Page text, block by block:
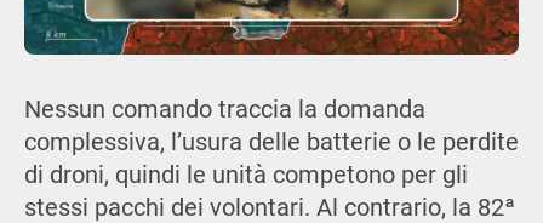
Nessun comando traccia la domanda
complessiva, l’usura delle batterie o le perdite
di droni, quindi le unità competono per gli
stessi pacchi dei volontari. Al contrario, la 82ª